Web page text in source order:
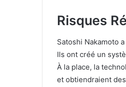
Risques
Satoshi Nakamoto
Ils ont créé un
À la place, la
et obtiendraient